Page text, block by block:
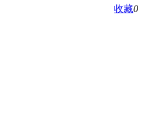
收藏0